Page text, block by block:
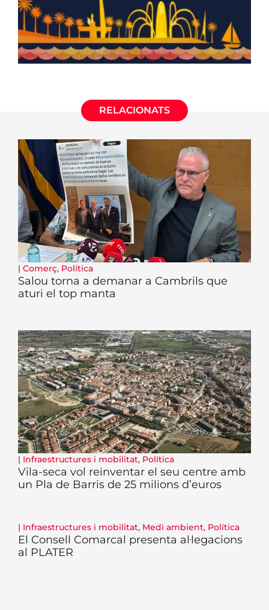
RELACIONATS
| Comerç, Política
Salou torna a demanar a Cambrils que
aturi el top manta
| Infraestructures i mobilitat, Política
Vila-seca vol reinventar el seu centre amb
un Pla de Barris de 25 milions d’euros
| Infraestructures i mobilitat, Medi ambient, Política
El Consell Comarcal presenta al·legacions
al PLATER